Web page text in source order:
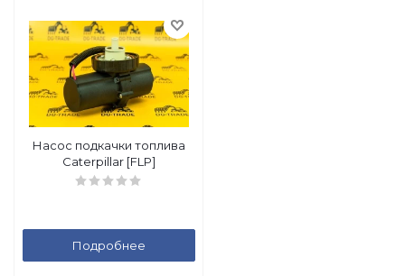
Насос подкачки топлива
Caterpillar [FLP]
Подробнее